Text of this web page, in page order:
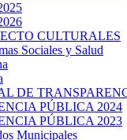
CULTURALES
Sociales y Salud
DE
PÚBLICA 2024
PÚBLICA 2023
Municipales